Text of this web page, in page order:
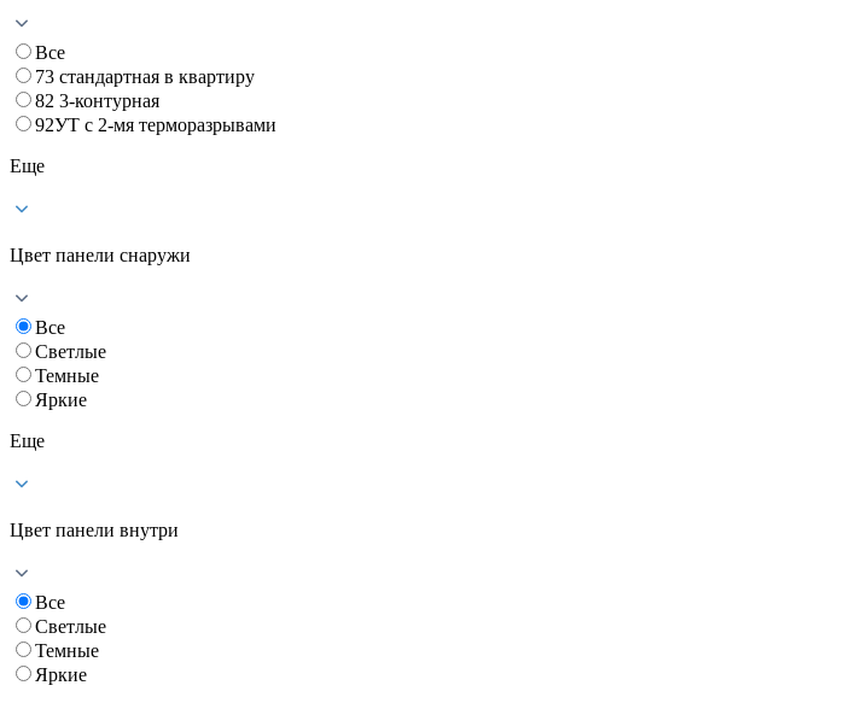
Все
73 стандартная в квартиру
82 3-контурная
92УТ с 2-мя терморазрывами
Еще
Цвет панели снаружи
Все
Светлые
Темные
Яркие
Еще
Цвет панели внутри
Все
Светлые
Темные
Яркие